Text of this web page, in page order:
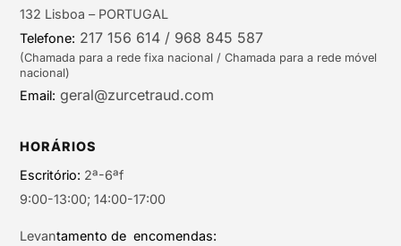
132 Lisboa – PORTUGAL
Telefone: 217 156 614 / 968 845 587
(Chamada para a rede fixa nacional / Chamada para a rede móvel
nacional)
Email: geral@zurcetraud.com
HORÁRIOS
Escritório: 2ª-6ªf
9:00-13:00; 14:00-17:00
Levantamento de encomendas: